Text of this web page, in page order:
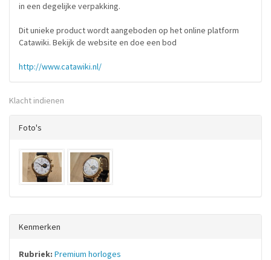
in een degelijke verpakking.
Dit unieke product wordt aangeboden op het online platform
Catawiki. Bekijk de website en doe een bod
http://www.catawiki.nl/
Klacht indienen
Foto's
Kenmerken
Rubriek: Premium horloges